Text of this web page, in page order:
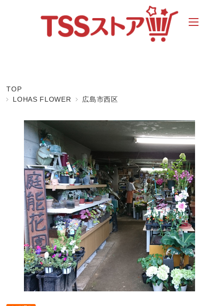
TOP
LOHAS FLOWER
広島市西区